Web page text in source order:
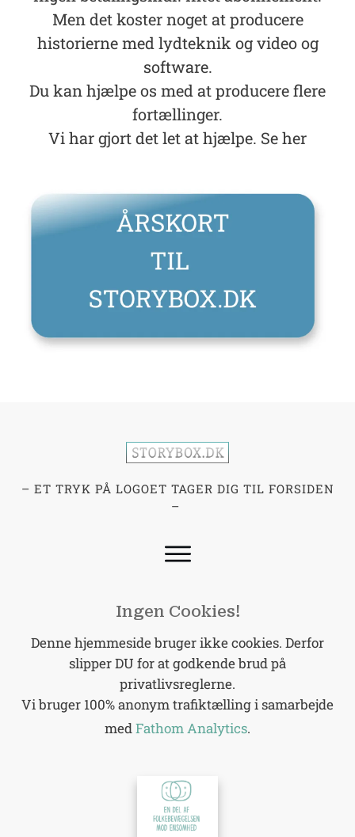
Men det koster noget at producere
historierne med lydteknik og video og
software.
Du kan hjælpe os med at producere flere
fortællinger.
Vi har gjort det let at hjælpe. Se her
– ET TRYK PÅ LOGOET TAGER DIG TIL FORSIDEN
–
Ingen Cookies!
Denne hjemmeside bruger ikke cookies. Derfor
slipper DU for at godkende brud på
privatlivsreglerne.
Vi bruger 100% anonym trafiktælling i samarbejde
medFathom Analytics.